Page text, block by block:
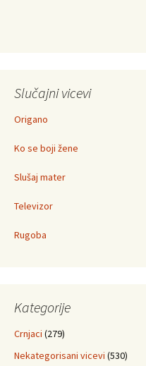
Slučajni vicevi
Origano
Ko se boji žene
Slušaj mater
Televizor
Rugoba
Kategorije
Crnjaci (279)
Nekategorisani vicevi (530)